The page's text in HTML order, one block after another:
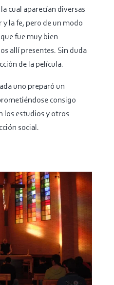
cual aparecían diversas
la fe, pero de un modo
fue muy bien
allí presentes. Sin duda
de la película.
uno preparó un
consigo
los estudios y otros
social.